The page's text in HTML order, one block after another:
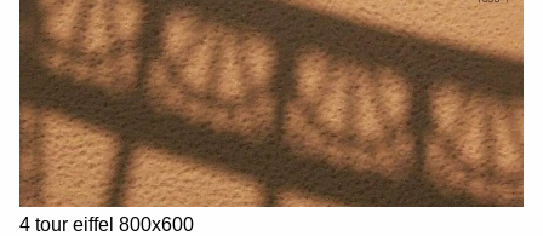
4 tour eiffel 800x600